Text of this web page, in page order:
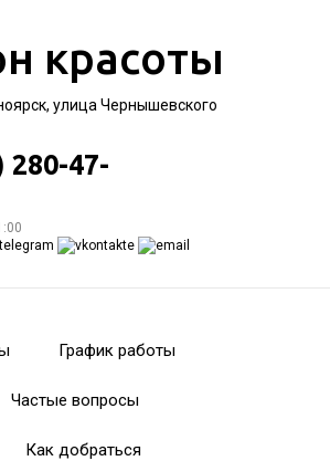
красоты
улица Чернышевского
280-47-
График работы
Частые вопросы
Как добраться